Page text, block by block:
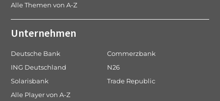
Alle Themen von A-Z
Unternehmen
Deutsche Bank
Commerzbank
ING Deutschland
N26
Solarisbank
Trade Republic
Alle Player von A-Z